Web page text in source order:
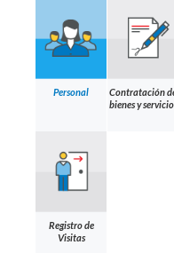
Personal
Contratación
bienes y
Registro de
Visitas